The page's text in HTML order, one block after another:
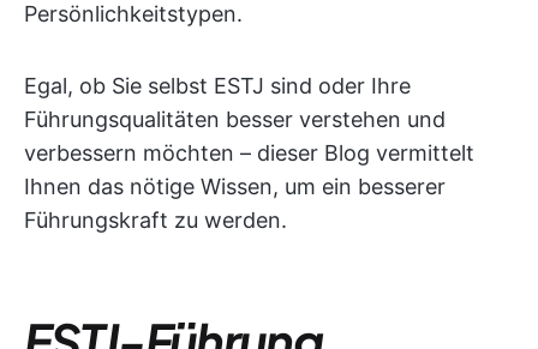
Persönlichkeitstypen.
Egal, ob Sie selbst ESTJ sind oder Ihre
Führungsqualitäten besser verstehen und
verbessern möchten – dieser Blog vermittelt
Ihnen das nötige Wissen, um ein besserer
Führungskraft zu werden.